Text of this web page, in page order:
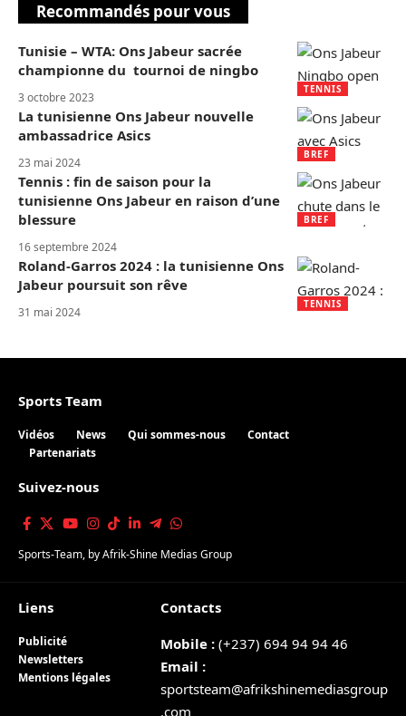
Recommandés pour vous
TENNIS
Tunisie – WTA: Ons Jabeur sacrée
championne du tournoi de ningbo
3 octobre 2023
BREF
La tunisienne Ons Jabeur nouvelle
ambassadrice Asics
23 mai 2024
BREF
Tennis : fin de saison pour la
tunisienne Ons Jabeur en raison d’une
blessure
16 septembre 2024
TENNIS
Roland-Garros 2024 : la tunisienne Ons
Jabeur poursuit son rêve
31 mai 2024
Sports Team
Vidéos News Qui sommes-nous
Contact
Partenariats
Suivez-nous
Sports-Team, byAfrik-Shine Medias Group
Liens
Publicité
Newsletters
Mentions légales
Contacts
Mobile : (+237) 694 94 94 46
Email :
sportsteam@afrikshinemediasgroup
.com